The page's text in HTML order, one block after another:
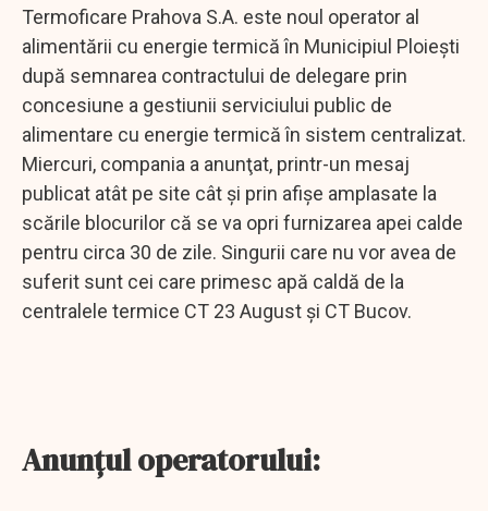
Termoficare Prahova S.A. este noul operator al
alimentării cu energie termică în Municipiul Ploiești
după semnarea contractului de delegare prin
concesiune a gestiunii serviciului public de
alimentare cu energie termică în sistem centralizat.
Miercuri, compania a anunţat, printr-un mesaj
publicat atât pe site cât şi prin afişe amplasate la
scările blocurilor că se va opri furnizarea apei calde
pentru circa 30 de zile. Singurii care nu vor avea de
suferit sunt cei care primesc apă caldă de la
centralele termice CT 23 August și CT Bucov.
Anunţul operatorului: